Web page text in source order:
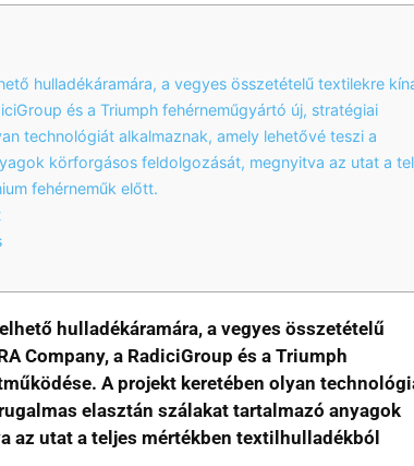
hulladékáramára, a vegyes összetételű textilekre
és a Triumph fehérneműgyártó új, stratégiai
technológiát alkalmaznak, amely lehetővé teszi a
körforgásos feldolgozását, megnyitva az utat a
fehérneműk előtt.
hulladékáramára, a vegyes összetételű
Company, a RadiciGroup és a Triumph
A projekt keretében olyan
elasztán szálakat tartalmazó anyagok
az utat a teljes mértékben textilhulladékból